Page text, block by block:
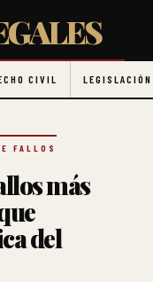
CIVIL
FALLOS
más
del